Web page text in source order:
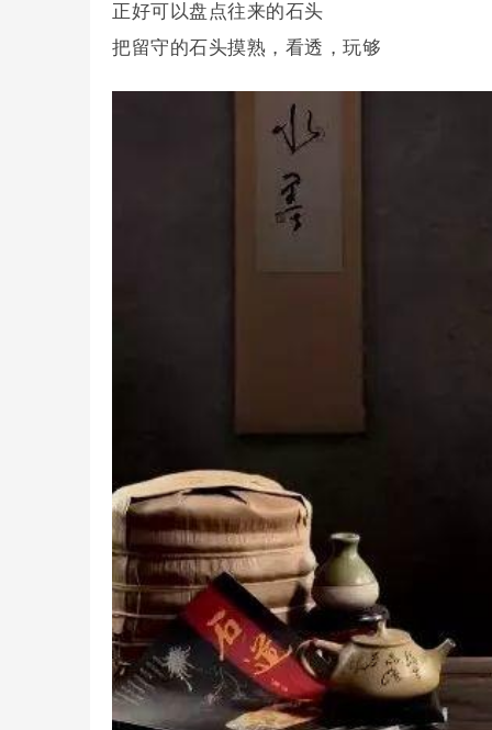
正好可以盘点往来的石头
把留守的石头摸熟，看透，玩够